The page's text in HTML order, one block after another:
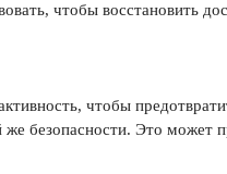
чтобы восстановить
чтобы
безопасности. Это